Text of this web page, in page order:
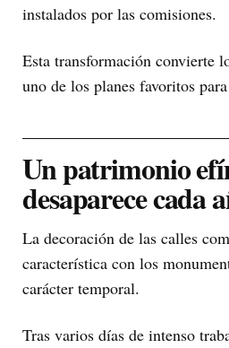
instalados por las comisiones.
Esta transformación convierte
uno de los planes favoritos
Un patrimonio
desaparece cada
La decoración de las calles
característica con los
carácter temporal.
Tras varios días de intenso